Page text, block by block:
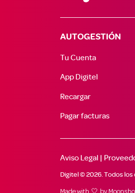
AUTOGESTIÓN
Tu Cuenta
App Digitel
Recargar
Pagar facturas
Aviso Legal |
Digitel © 2026. Todos